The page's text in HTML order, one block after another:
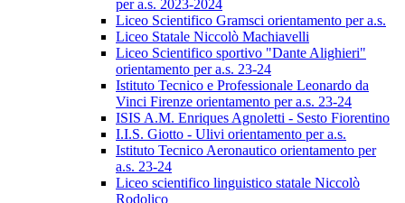
per a.s. 2023-2024
Liceo Scientifico Gramsci orientamento per a.s.
Liceo Statale Niccolò Machiavelli
Liceo Scientifico sportivo "Dante Alighieri"
orientamento per a.s. 23-24
Istituto Tecnico e Professionale Leonardo da
Vinci Firenze orientamento per a.s. 23-24
ISIS A.M. Enriques Agnoletti - Sesto Fiorentino
I.I.S. Giotto - Ulivi orientamento per a.s.
Istituto Tecnico Aeronautico orientamento per
a.s. 23-24
Liceo scientifico linguistico statale Niccolò
Rodolico